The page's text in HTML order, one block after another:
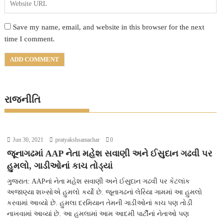
Save my name, email, and website in this browser for the next
time I comment.
રાજનીતિ
Jun 30, 2021 pratyakshsamachar 0
જૂનાગઢમાં AAP નેતા મહેશ સવાણી અને ઈસુદાન ગઢવી પર
હુમલો, ગાડીઓનાં કાચ તોડ્યાં
ગુજરાત: AAPનાં નેતા મહેશ સવાણી અને ઈસુદાન ગઢવી પર કેટલાંક
અજાણ્યા શખ્સોએ હુમલો કર્યો છે. જૂનાગઢનાં લેરિયા ગામમાં આ હુમલો
કરવામાં આવ્યો છે. હુમલા દરમિયાન તેમની ગાડીઓનાં કાચ પણ તોડી
નાખવામાં આવ્યાં છે. આ હુમલામાં આમ આદમી પાર્ટીનાં નેતાઓ પણ